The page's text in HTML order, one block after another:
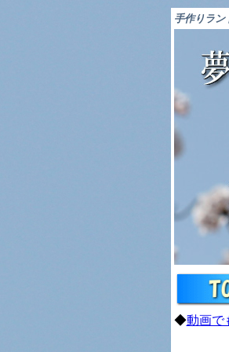
手作りラ
◆動画で